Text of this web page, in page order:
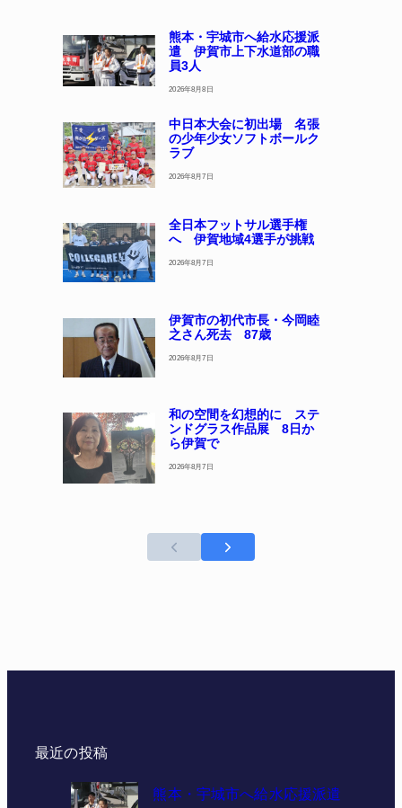
熊本・宇城市へ給水応援派
遣 伊賀市上下水道部の職
員3人
2026年8月8日
中日本大会に初出場 名張
の少年少女ソフトボールク
ラブ
2026年8月7日
全日本フットサル選手権
へ 伊賀地域4選手が挑戦
2026年8月7日
伊賀市の初代市長・今岡睦
之さん死去 87歳
2026年8月7日
和の空間を幻想的に ステ
ンドグラス作品展 8日か
ら伊賀で
2026年8月7日
最近の投稿
熊本・宇城市へ給水応援派遣